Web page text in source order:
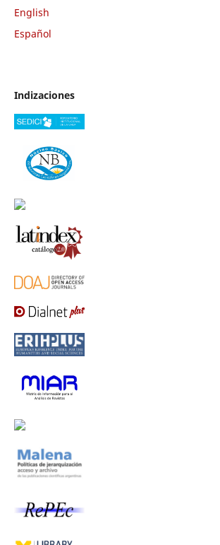
English
Español
Indizaciones